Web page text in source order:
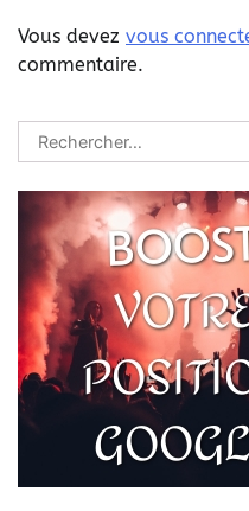
Vous devez vous
commentaire.
Rechercher :